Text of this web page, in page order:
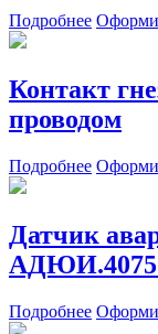
Подробнее
Контакт
проводом
Подробнее
Датчик
Подробнее